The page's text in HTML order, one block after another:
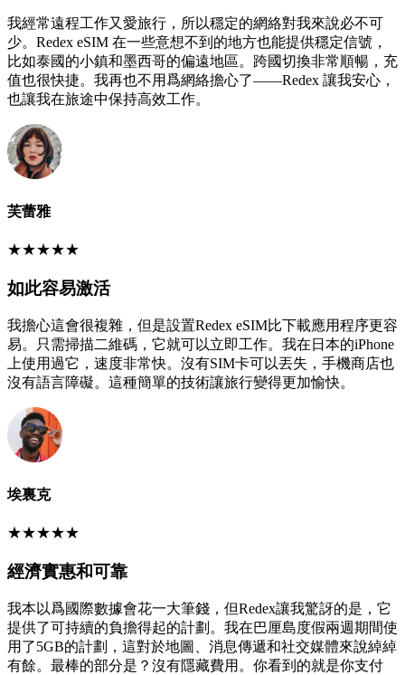
我經常遠程工作又愛旅行，所以穩定的網絡對我來說必不可
少。Redex eSIM 在一些意想不到的地方也能提供穩定信號，
比如泰國的小鎮和墨西哥的偏遠地區。跨國切換非常順暢，充
值也很快捷。我再也不用爲網絡擔心了——Redex 讓我安心，
也讓我在旅途中保持高效工作。
芙蕾雅
★★★★★
如此容易激活
我擔心這會很複雜，但是設置Redex eSIM比下載應用程序更容
易。只需掃描二維碼，它就可以立即工作。我在日本的iPhone
上使用過它，速度非常快。沒有SIM卡可以丟失，手機商店也
沒有語言障礙。這種簡單的技術讓旅行變得更加愉快。
埃裏克
★★★★★
經濟實惠和可靠
我本以爲國際數據會花一大筆錢，但Redex讓我驚訝的是，它
提供了可持續的負擔得起的計劃。我在巴厘島度假兩週期間使
用了5GB的計劃，這對於地圖、消息傳遞和社交媒體來說綽綽
有餘。最棒的部分是？沒有隱藏費用。你看到的就是你支付